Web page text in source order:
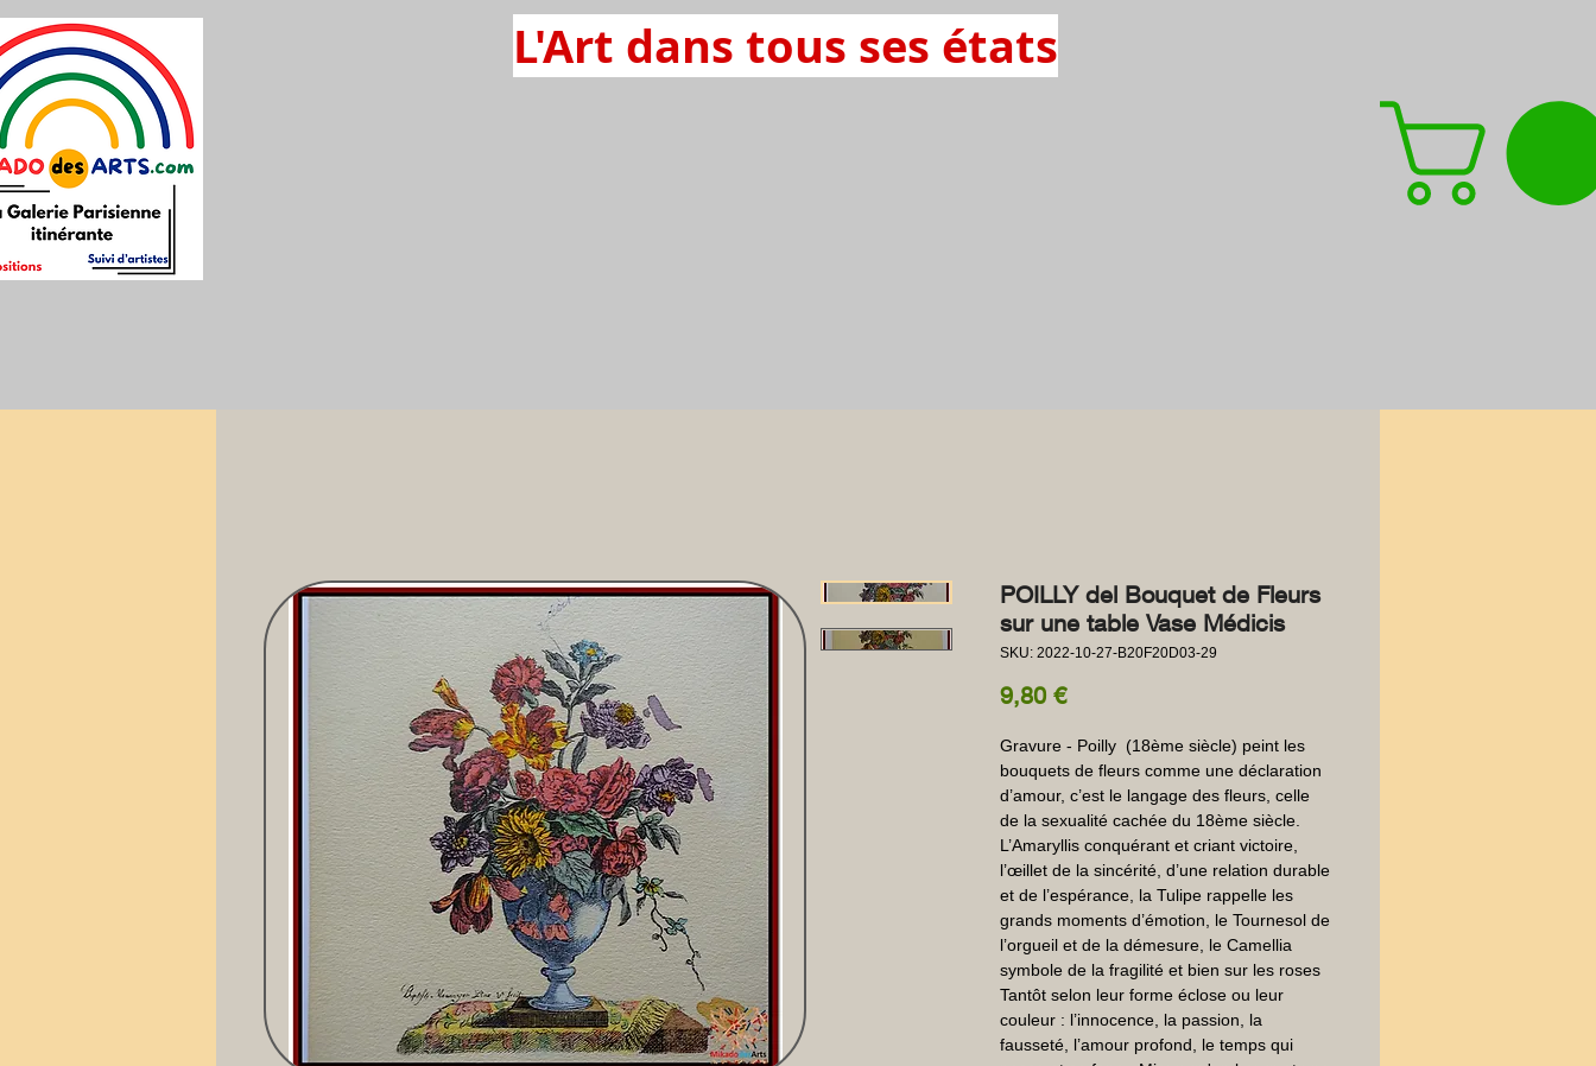
L'Art dans tous ses états
POILLY del Bouquet de Fleurs
sur une table Vase Médicis
SKU: 2022-10-27-B20F20D03-29
9,80 €Precio
Gravure - Poilly  (18ème siècle) peint les
bouquets de fleurs comme une déclaration
d’amour, c’est le langage des fleurs, celle
de la sexualité cachée du 18ème siècle.
L’Amaryllis conquérant et criant victoire,
l’œillet de la sincérité, d’une relation durable
et de l’espérance, la Tulipe rappelle les
grands moments d’émotion, le Tournesol de
l’orgueil et de la démesure, le Camellia
symbole de la fragilité et bien sur les roses
Tantôt selon leur forme éclose ou leur
couleur : l’innocence, la passion, la
fausseté, l’amour profond, le temps qui